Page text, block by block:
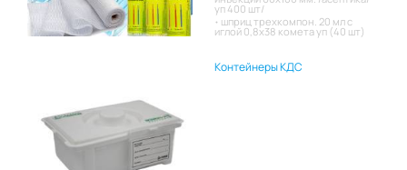
уп 400 шт/
шприц трехкомпон. 20 мл с
иглой 0,8х38 комета уп (40 шт)
Контейнеры КДС